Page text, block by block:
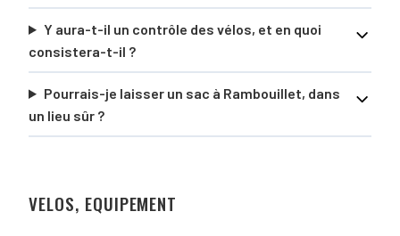
Y aura-t-il un contrôle des vélos, et en quoi
consistera-t-il ?
Pourrais-je laisser un sac à Rambouillet, dans
un lieu sûr ?
VELOS, EQUIPEMENT